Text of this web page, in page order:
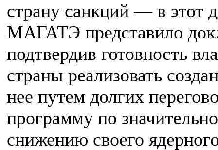
страну санкций — в этот
МАГАТЭ представило
подтвердив готовность
страны реализовать
нее путем долгих
программу по
снижению своего